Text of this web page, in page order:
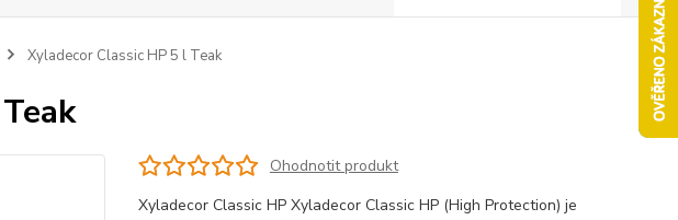
Xyladecor Classic HP 5 l Teak
Ohodnotit produkt
Xyladecor Classic HP Xyladecor Classic HP (High Protection) je